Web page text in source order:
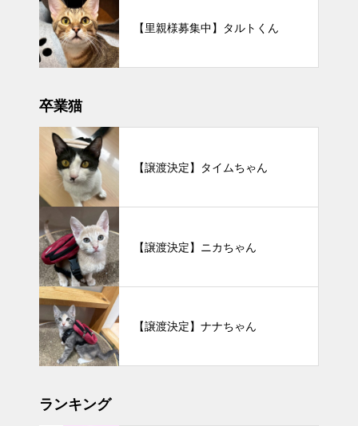
【里親様募集中】タルトくん
卒業猫
【譲渡決定】タイムちゃん
【譲渡決定】ニカちゃん
【譲渡決定】ナナちゃん
ランキング